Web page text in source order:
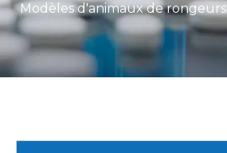
Modèles d'animaux de rongeurs